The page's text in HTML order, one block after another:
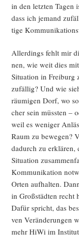
in den letz­ten Tagen
dass ich jemand
ti­ge
Aller­dings fehlt mir
nen, wie weit dies
Situa­ti­on in Frei­burg
zufäl­lig? Und wie
räu­mi­gen Dorf, wo
cher sein müss­ten –
weil es weni­ger
Raum zu bewe­gen?
dadurch zu erklä­ren,
Situa­ti­on
Kom­mu­ni­ka­ti­on
Orten auf­hal­ten.
in Groß­städ­ten recht
Dafür spricht, das
ven Ver­än­de­run­gen
mehr HiWi im